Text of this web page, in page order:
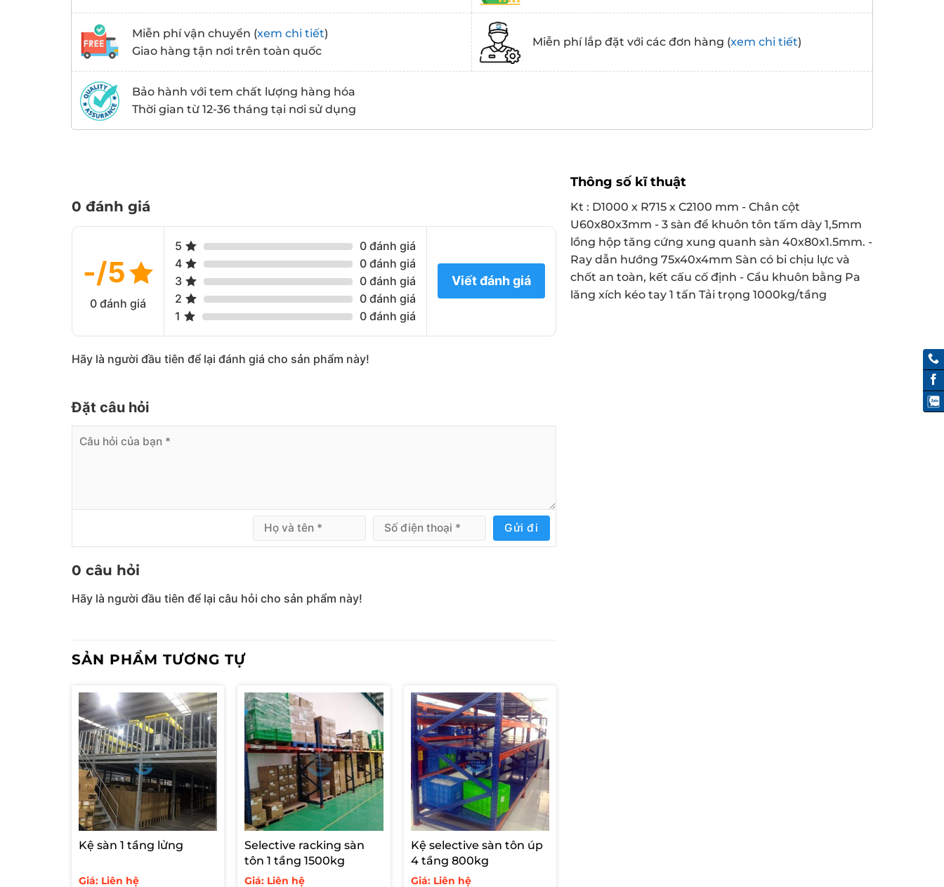
Miễn phí vận chuyển (xem chi tiết)
Giao hàng tận nơi trên toàn quốc
Miễn phí lắp đặt với các đơn hàng (xem chi tiết)
Bảo hành với tem chất lượng hàng hóa
Thời gian từ 12-36 tháng tại nơi sử dụng
0 đánh giá
-/5
0 đánh giá
5
0 đánh giá
4
0 đánh giá
3
0 đánh giá
2
0 đánh giá
1
0 đánh giá
Viết đánh giá
Hãy là người đầu tiên để lại đánh giá cho sản phẩm này!
Đặt câu hỏi
Gửi đi
0 câu hỏi
Hãy là người đầu tiên để lại câu hỏi cho sản phẩm này!
SẢN PHẨM TƯƠNG TỰ
Kệ sàn 1 tầng lửng
Giá: Liên hệ
Selective racking sàn
tôn 1 tầng 1500kg
Giá: Liên hệ
Kệ selective sàn tôn úp
4 tầng 800kg
Giá: Liên hệ
Thông số kĩ thuật
Kt : D1000 x R715 x C2100 mm - Chân cột
U60x80x3mm - 3 sàn để khuôn tôn tấm dày 1,5mm
lồng hộp tăng cứng xung quanh sàn 40x80x1.5mm. -
Ray dẫn hướng 75x40x4mm Sàn có bi chịu lực và
chốt an toàn, kết cấu cố định - Cẩu khuôn bằng Pa
lăng xích kéo tay 1 tấn Tải trọng 1000kg/tầng